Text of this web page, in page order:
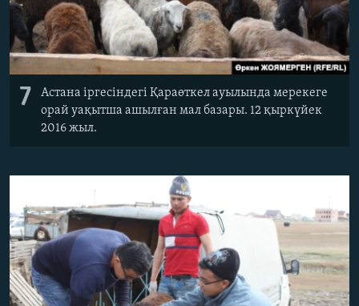
7
Астана іргесіндегі Қараөткел ауылында мерекеге
орай уақытша ашылған мал базары. 12 қыркүйек
2016 жыл.